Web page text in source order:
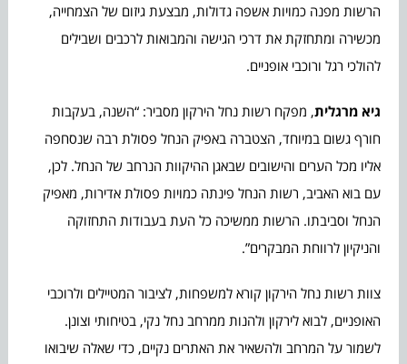
הרשות מפנה כמויות אשפה גדולות, מבצעת גיזום של הצמחייה,
מכשירה ומתחזקת את דרכי הגישה והמבואות לרכבים ושבילים
להולכי רגל ורוכבי אופניים.
גיא מרגלית, מפקח רשות נחל הירקון מסביר: “השנה, בעקבות
חורף גשום במיוחד, הצטברה באפיק הנחל פסולת רבה שנסחפה
אליו מכל הערים והישובים שבאגן ההיקוות הנרחב של הנחל. לכן,
עם בוא האביב, רשות הנחל פינתה כמויות פסולת אדירות, מאפיק
הנחל וסביבתו. הרשות ממשיכה כל העת בעבודות התחזוקה
והניקיון לרווחת המבקרים”.
צוות רשות נחל הירקון קורא למשפחות, לציבור המטיילים ולרוכבי
האופניים, לבוא לירקון ולהנות ממרחב נחל נקי, בטיחותי וצונן.
לשמור על המרחב ולהשאיר את האתרים נקיים, כדי שאלה שיבואו